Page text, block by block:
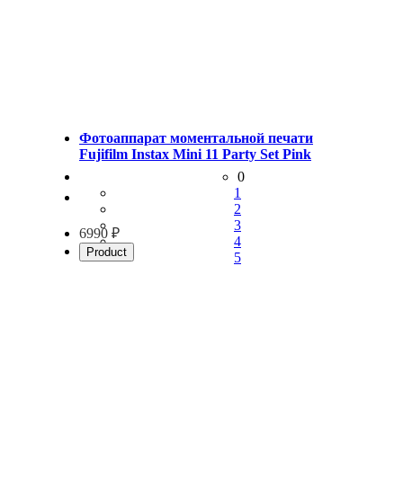
Фотоаппарат моментальной печати
Fujifilm Instax Mini 11 Party Set Pink
0
1
2
3
4
5
6990 ₽
Product